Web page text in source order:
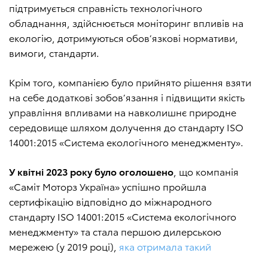
підтримується справність технологічного
обладнання, здійснюється моніторинг впливів на
екологію, дотримуються обов’язкові нормативи,
вимоги, стандарти.
Крім того, компанією було прийнято рішення взяти
на себе додаткові зобов’язання і підвищити якість
управління впливами на навколишнє природне
середовище шляхом долучення до стандарту ISO
14001:2015 «Система екологічного менеджменту».
У квітні 2023 року було оголошено , що компанія
«Саміт Моторз Україна» успішно пройшла
сертифікацію відповідно до міжнародного
стандарту ISO 14001:2015 «Система екологічного
менеджменту» та стала першою дилерською
мережею (у 2019 році), яка отримала такий